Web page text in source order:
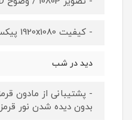
- کیفیت 1920x1080 پیکسل
دید در شب
بدون دیده شدن نور قرمز